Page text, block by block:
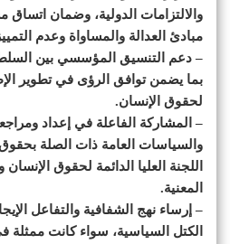
والالتزامات الدولية، وضمان اتساق
مبادئ العدالة والمساواة وعدم
– دعم التنسيق المؤسسي بين
بما يضمن توافق الرؤى في تطوير
لحقوق الإنسان.
– المشاركة الفاعلة في إعداد
والسياسات العامة ذات الصلة بحقوق
اللجنة العليا الدائمة لحقوق
المعنية.
– إرساء نهج الشفافية والتفاعل
الكتل السياسية، سواء كانت ممثلة